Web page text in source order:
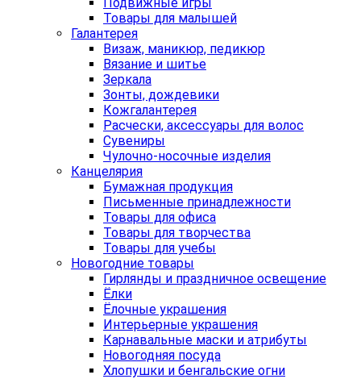
Товары для малышей
Галантерея
Визаж, маникюр, педикюр
Вязание и шитье
Зеркала
Зонты, дождевики
Кожгалантерея
Расчески, аксессуары для волос
Сувениры
Чулочно-носочные изделия
Канцелярия
Бумажная продукция
Письменные принадлежности
Товары для офиса
Товары для творчества
Товары для учебы
Новогодние товары
Гирлянды и праздничное освещение
Ёлки
Ёлочные украшения
Интерьерные украшения
Карнавальные маски и атрибуты
Новогодняя посуда
Хлопушки и бенгальские огни